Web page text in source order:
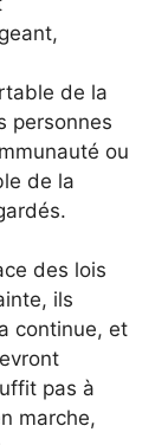
de la
personnes
ou
de la
des lois
ils
continue, et
pas à
marche,